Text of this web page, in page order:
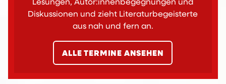
Lesungen, Autor:innen­begegnungen und
Diskussionen und zieht Literaturbegeisterte
aus nah und fern an.
ALLE TERMINE ANSEHEN